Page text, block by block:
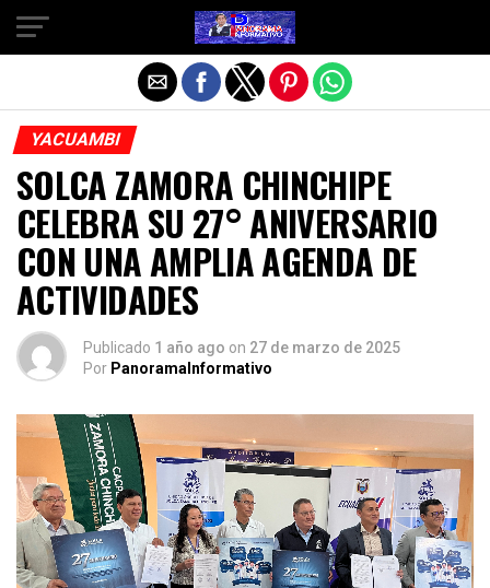
YACUAMBI
SOLCA ZAMORA CHINCHIPE
CELEBRA SU 27° ANIVERSARIO
CON UNA AMPLIA AGENDA DE
ACTIVIDADES
Publicado 1 año ago on 27 de marzo de 2025
Por PanoramaInformativo
Salir de la versión móvil